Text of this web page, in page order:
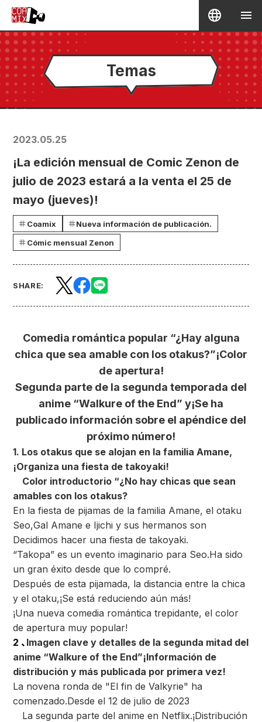
Temas
2023.05.25
¡La edición mensual de Comic Zenon de
julio de 2023 estará a la venta el 25 de
mayo (jueves)!
Coamix
Nueva información de publicación.
Cómic mensual Zenon
SHARE:
Comedia romántica popular “¿Hay alguna
chica que sea amable con los otakus?”¡Color
de apertura!
Segunda parte de la segunda temporada del
anime “Walkure of the End” y¡Se ha
publicado información sobre el apéndice del
próximo número!
1. Los otakus que se alojan en la familia Amane,
¡Organiza una fiesta de takoyaki!
Color introductorio “¿No hay chicas que sean
amables con los otakus?
En la fiesta de pijamas de la familia Amane, el otaku
Seo,Gal Amane e Ijichi y sus hermanos son
Decidimos hacer una fiesta de takoyaki.
“Takopa” es un evento imaginario para Seo.Ha sido
un gran éxito desde que lo compré.
Después de esta pijamada, la distancia entre la chica
y el otaku,¡Se está reduciendo aún más!
¡Una nueva comedia romántica trepidante, el color
de apertura muy popular!
2 、 Imagen clave y detalles de la segunda mitad del
anime “Walkure of the End”¡Información de
distribución y más publicada por primera vez!
La novena ronda de "El fin de Valkyrie" ha
comenzado.Desde el 12 de julio de 2023
La segunda parte del anime en Netflix.¡Distribución